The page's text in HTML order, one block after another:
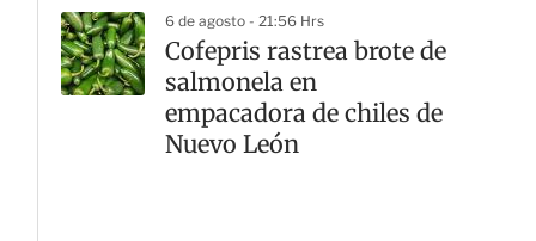
6 de agosto - 21:56 Hrs
Cofepris rastrea brote de
salmonela en
empacadora de chiles de
Nuevo León